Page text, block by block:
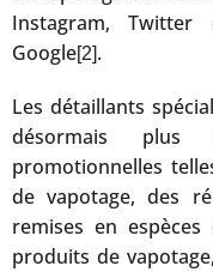
Instagram,
Google[2].
Les détaillants
désormais plus
promotionnelles
de vapotage, des
remises en
produits de